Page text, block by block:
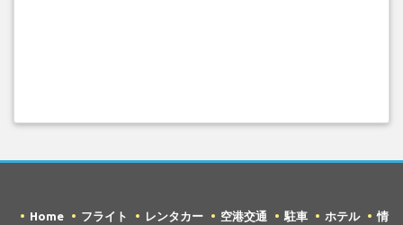
Home フライト レンタカー 空港交通 駐車 ホテル
情